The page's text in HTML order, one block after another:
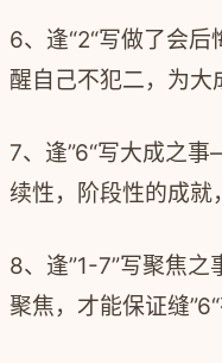
6、逢“2“写做了会后
醒自己不犯二，为大
7、逢”6“写大成之事
续性，阶段性的成就
8、逢”1-7”写聚焦之
聚焦，才能保证缝”6“